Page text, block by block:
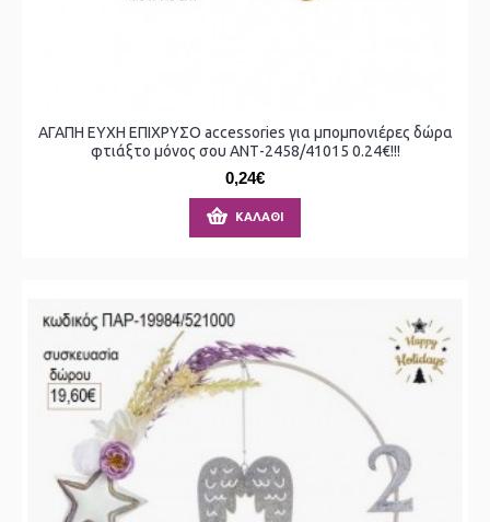
ΑΓΑΠΗ ΕΥΧΗ ΕΠΙΧΡΥΣΟ accessories για μπομπονιέρες δώρα
φτιάξτο μόνος σου ΑΝΤ-2458/41015 0.24€!!!
0,24€
ΚΑΛΆΘΙ